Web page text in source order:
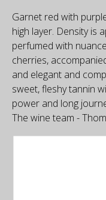
Garnet red with
high layer. Density is
perfumed with
cherries,
and elegant and
sweet, fleshy tannin
power and long
The wine team -